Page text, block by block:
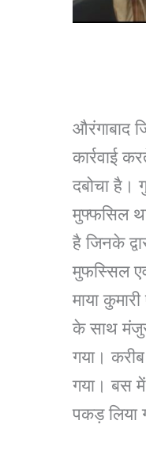
औरंगाबाद
कार्रवाई
दबोचा है।
मुफ्फसिल
है जिनके
मुफस्सिल
माया
के साथ
गया।
गया। बस
पकड़ लिया